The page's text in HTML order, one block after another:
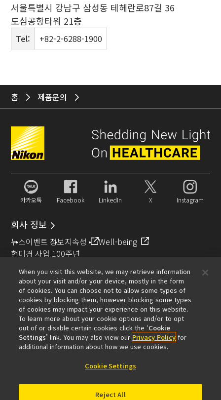
서울특별시 강남구 삼성동 테헤란로87길 36
도심공항타워 21층
Tel: +82-2-6288-1900
홈 제품문의
카카오톡 Facebook LinkedIn X Instagram
회사 정보
뉴스이벤트 정보지속성
Well-being
현미경 사업 100주년
추천 링크
대물렌즈 셀렉터 Resolution CalculatorPubScopeOEM
Nikon Small World
MicroscopyU
기타 니콘 제품
카메라 및 쌍안경 관련 제품
산업용 계측 제품
When you visit this website, we may retrieve information
about your visit and/or your device, mostly in the form
of cookies. You can choose not to allow some types of
cookies by blocking them, however blocking some types
of cookies may impact your experience on this website.
To learn more about your cookie options and/or to opt
out of or disable certain cookies click the ‘Cookie
Settings’ link. You may also view our Privacy Policy for
additional information about how we use cookies.
Cookie Settings
Reject All